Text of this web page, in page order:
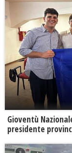
Gioventù
presidente